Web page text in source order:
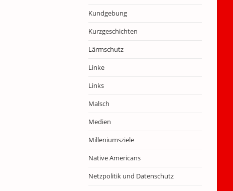
Kundgebung
Kurzgeschichten
Lärmschutz
Linke
Links
Malsch
Medien
Milleniumsziele
Native Americans
Netzpolitik und Datenschutz